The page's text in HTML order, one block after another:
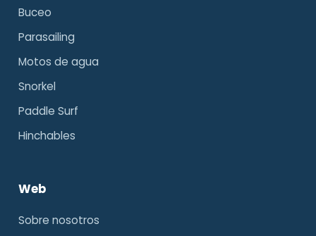
Buceo
Parasailing
Motos de agua
Snorkel
Paddle Surf
Hinchables
Web
Sobre nosotros